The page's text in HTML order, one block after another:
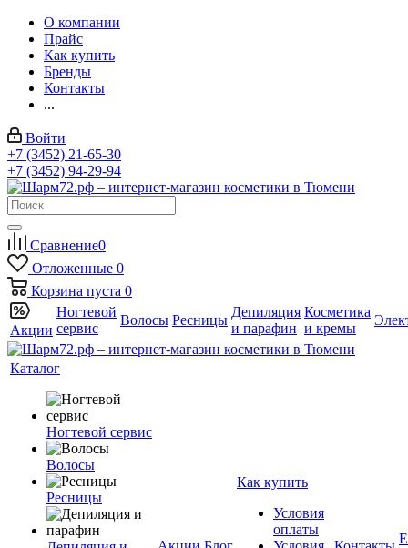
О компании
Прайс
Как купить
Бренды
Контакты
...
Войти
+7 (3452) 21-65-30
+7 (3452) 94-29-94
Сравнение0
Отложенные 0
Корзина пуста 0
Акции
Ногтевой
сервис
Волосы Ресницы
Депиляция
и парафин
Косметика
и кремы
Каталог
Ногтевой сервис
Волосы
Ресницы
Как купить
Условия
оплаты